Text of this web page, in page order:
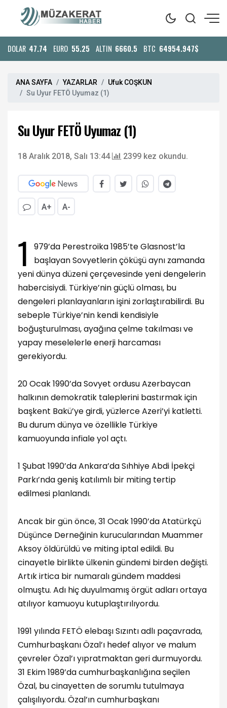
DOLAR 47.74 EURO 55.25 ALTIN 6660.5 BTC 64954.947$
ANA SAYFA YAZARLAR
Ufuk COŞKUN
Su Uyur FETÖ Uyumaz (1)
Su Uyur FETÖ Uyumaz (1)
18 Aralık 2018, Salı 13:44 2399 kez okundu.
A+ A-
1
979’da Perestroika 1985’te Glasnost’la
başlayan Sovyetlerin çöküşü aynı zamanda
yeni dünya düzeni çerçevesinde yeni dengelerin
habercisiydi. Türkiye’nin güçlü olması, bu
dengeleri planlayanların işini zorlaştırabilirdi. Bu
sebeple Türkiye’nin kendi kendisiyle
boğuşturulması, ayağına çelme takılması ve
yapay meselelerle enerji harcaması
gerekiyordu.
20 Ocak 1990’da Sovyet ordusu Azerbaycan
halkının demokratik taleplerini bastırmak için
başkent Bakü’ye girdi, yüzlerce Azeri’yi katletti.
Bu durum dünya ve özellikle Türkiye
kamuoyunda infiale yol açtı.
1 Şubat 1990’da Ankara’da Sıhhiye Abdi İpekçi
Parkı’nda geniş katılımlı bir miting tertip
edilmesi planlandı.
Ancak bir gün önce, 31 Ocak 1990’da Atatürkçü
Düşünce Derneğinin kurucularından Muammer
Aksoy öldürüldü ve miting iptal edildi. Bu
cinayetle birlikte ülkenin gündemi birden değişti.
Artık irtica bir numaralı gündem maddesi
olmuştu. Adı hiç duyulmamış örgüt adları ortaya
atılıyor kamuoyu kutuplaştırılıyordu.
1991 yılında FETÖ elebaşı Sızıntı adlı paçavrada,
Cumhurbaşkanı Özal’ı hedef alıyor ve malum
çevreler Özal’ı yıpratmaktan geri durmuyordu.
31 Ekim 1989’da cumhurbaşkanlığına seçilen
Özal, bu cinayetten de sorumlu tutulmaya
çalışılıyordu. Özal’ın cumhurbaşkanı